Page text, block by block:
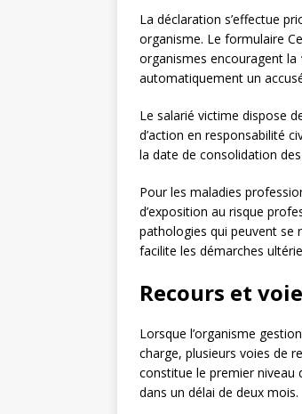
La déclaration s’effectue
organisme. Le formulaire
organismes encouragent la
automatiquement un
Le salarié victime dispose
d’action en responsabilité
la date de consolidation
Pour les maladies
d’exposition au risque
pathologies qui peuvent se
facilite les démarches
Recours et
Lorsque l’organisme
charge, plusieurs voies de
constitue le premier niveau
dans un délai de deux mois.